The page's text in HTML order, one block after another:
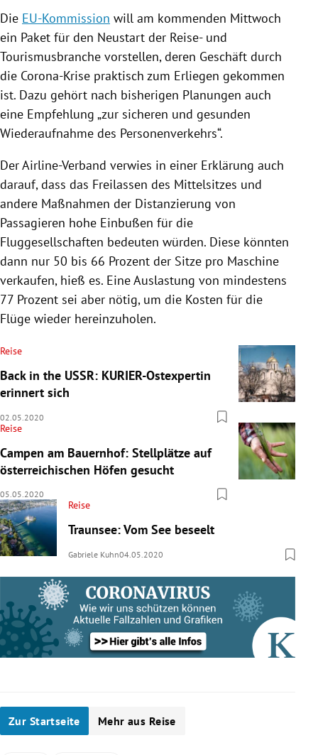
Die EU-Kommission will am kommenden Mittwoch
ein Paket für den Neustart der Reise- und
Tourismusbranche vorstellen, deren Geschäft durch
die Corona-Krise praktisch zum Erliegen gekommen
ist. Dazu gehört nach bisherigen Planungen auch
eine Empfehlung „zur sicheren und gesunden
Wiederaufnahme des Personenverkehrs“.
Der Airline-Verband verwies in einer Erklärung auch
darauf, dass das Freilassen des Mittelsitzes und
andere Maßnahmen der Distanzierung von
Passagieren hohe Einbußen für die
Fluggesellschaften bedeuten würden. Diese könnten
dann nur 50 bis 66 Prozent der Sitze pro Maschine
verkaufen, hieß es. Eine Auslastung von mindestens
77 Prozent sei aber nötig, um die Kosten für die
Flüge wieder hereinzuholen.
Reise
Back in the USSR: KURIER-Ostexpertin
erinnert sich
02.05.2020
Reise
Campen am Bauernhof: Stellplätze auf
österreichischen Höfen gesucht
05.05.2020
Reise
Traunsee: Vom See beseelt
Gabriele Kuhn04.05.2020
Zur Startseite Mehr aus Reise